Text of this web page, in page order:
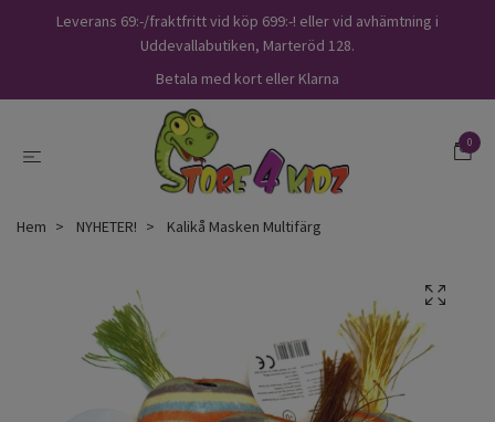
Leverans 69:-/fraktfritt vid köp 699:-! eller vid avhämtning i
Uddevallabutiken, Marteröd 128.
Betala med kort eller Klarna
0
Hem NYHETER! Kalikå Masken Multifärg